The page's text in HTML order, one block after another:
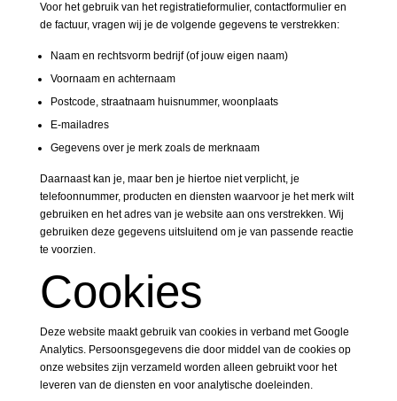
Voor het gebruik van het registratieformulier, contactformulier en
de factuur, vragen wij je de volgende gegevens te verstrekken:
Naam en rechtsvorm bedrijf (of jouw eigen naam)
Voornaam en achternaam
Postcode, straatnaam huisnummer, woonplaats
E-mailadres
Gegevens over je merk zoals de merknaam
Daarnaast kan je, maar ben je hiertoe niet verplicht, je
telefoonnummer, producten en diensten waarvoor je het merk wilt
gebruiken en het adres van je website aan ons verstrekken. Wij
gebruiken deze gegevens uitsluitend om je van passende reactie
te voorzien.
Cookies
Deze website maakt gebruik van cookies in verband met Google
Analytics. Persoonsgegevens die door middel van de cookies op
onze websites zijn verzameld worden alleen gebruikt voor het
leveren van de diensten en voor analytische doeleinden.